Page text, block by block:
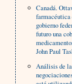
Canadá.
farmacéutica
gobierno
futuro una
John Paul
Análisis de